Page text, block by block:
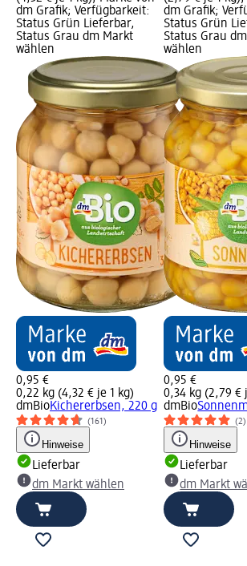
dm Grafik; Verfügbarkeit:
Status Grün Lieferbar,
Status Grau dm Markt
wählen
0,95 €
0,22 kg (4,32 € je 1 kg)
dmBioKichererbsen, 220 g
(161)
Hinweise
Lieferbar
dm Markt wählen
dm Grafik;
Status Grün
Status Grau
wählen
0,95 €
0,34 kg (2,79 €
dmBio
(2)
Hinweise
Lieferbar
dm Markt